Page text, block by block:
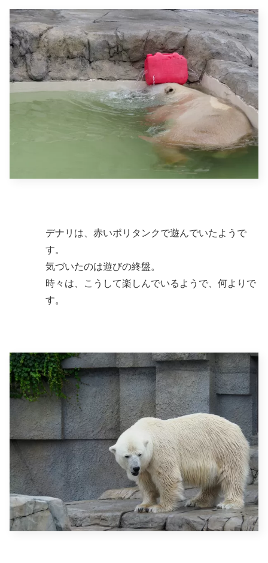
デナリは、赤いポリタンクで遊んでいたようで
す。
気づいたのは遊びの終盤。
時々は、こうして楽しんでいるようで、何よりで
す。